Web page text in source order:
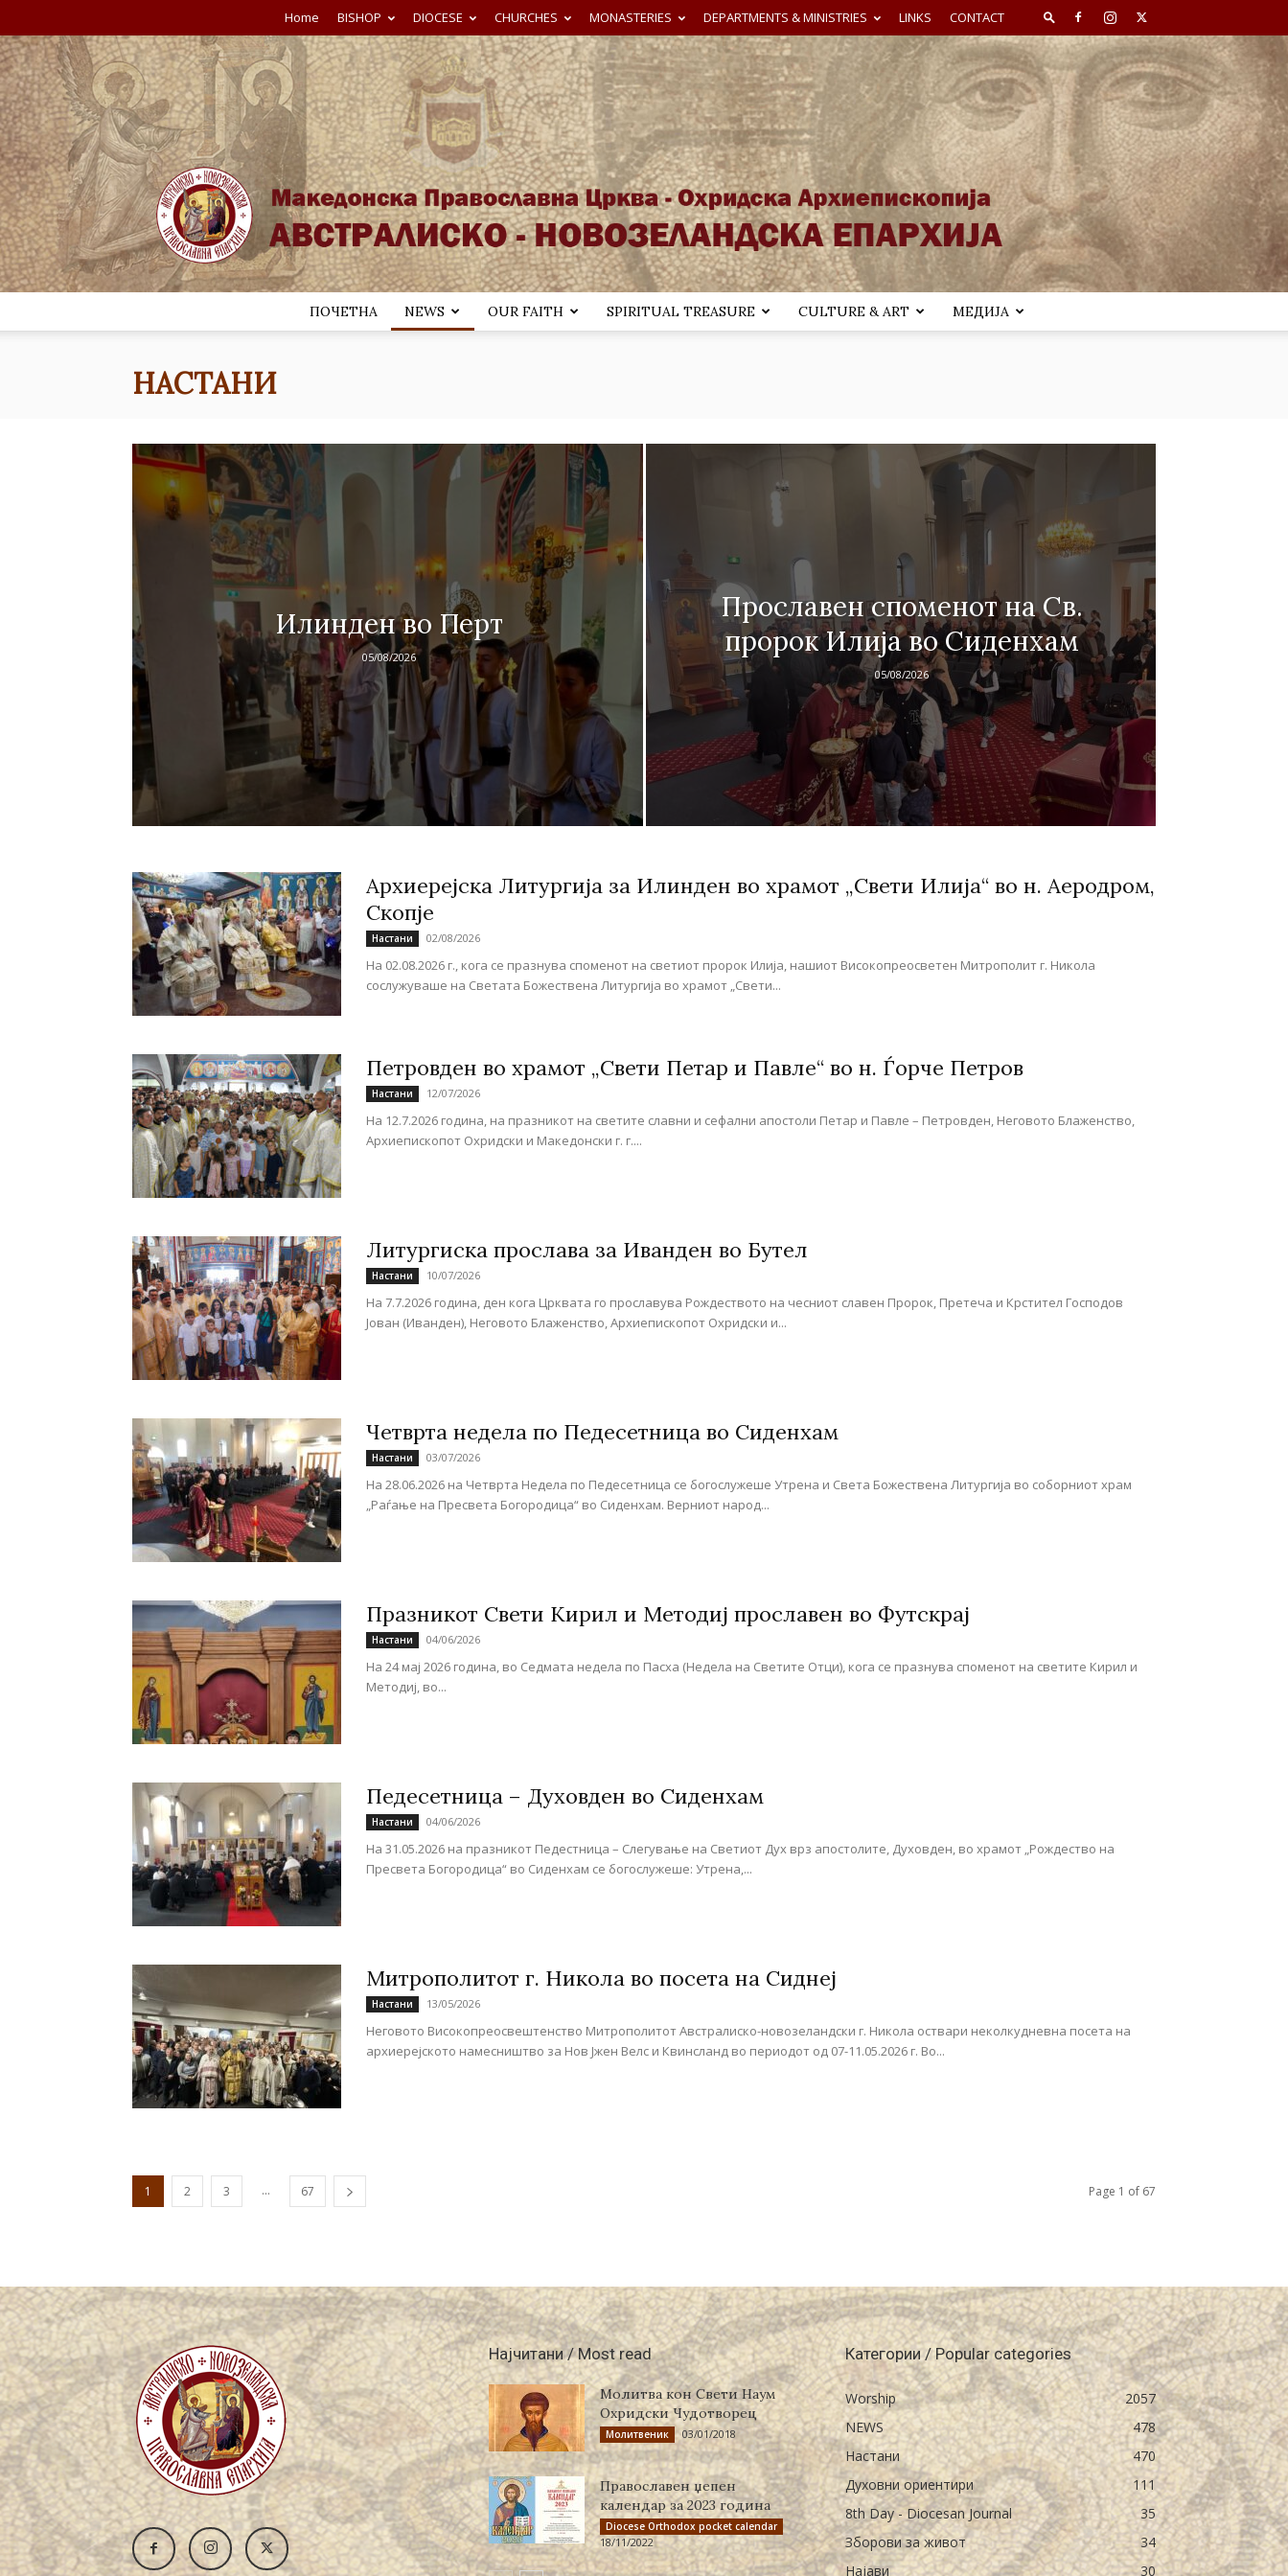
Home BISHOP DIOCESE CHURCHES MONASTERIES DEPARTMENTS & MINISTRIES LINKS CONTACT
Епархија
ПОЧЕТНА NEWS OUR FAITH SPIRITUAL TREASURE CULTURE & ART МЕДИЈА
НАСТАНИ
Илинден во Перт
05/08/2026
Прославен споменот на Св.
пророк Илија во Сиденхам
05/08/2026
Архиерејска Литургија за Илинден во храмот „Свети Илија“ во н. Аеродром,
Скопје
Настани 02/08/2026
На 02.08.2026 г., кога се празнува споменот на светиот пророк Илија, нашиот Високопреосветен Митрополит г. Никола
сослужуваше на Светата Божествена Литургија во храмот „Свети...
Петровден во храмот „Свети Петар и Павле“ во н. Ѓорче Петров
Настани 12/07/2026
На 12.7.2026 година, на празникот на светите славни и сефални апостоли Петар и Павле – Петровден, Неговото Блаженство,
Архиепископот Охридски и Македонски г. г....
Литургиска прослава за Иванден во Бутел
Настани 10/07/2026
На 7.7.2026 година, ден кога Црквата гo прославува Рождеството на чесниот славен Пророк, Претеча и Крстител Господов
Јован (Иванден), Неговото Блаженство, Архиепископот Охридски и...
Четврта недела по Педесетница во Сиденхам
Настани 03/07/2026
На 28.06.2026 на Четврта Недела по Педесетница се богослужеше Утрена и Света Божествена Литургија во соборниот храм
„Раѓање на Пресвета Богородица“ во Сиденхам. Верниот народ...
Празникот Свети Кирил и Методиј прославен во Футскрај
Настани 04/06/2026
На 24 мај 2026 година, во Седмата недела по Пасха (Недела на Светите Отци), кога се празнува споменот на светите Кирил и
Методиј, во...
Педесетница – Духовден во Сиденхам
Настани 04/06/2026
На 31.05.2026 на празникот Педестница – Слегување на Светиот Дух врз апостолите, Духовден, во храмот „Рождество на
Пресвета Богородица“ во Сиденхам се богослужеше: Утрена,...
Митрополитот г. Никола во посета на Сиднеј
Настани 13/05/2026
Неговото Високопреосвештенство Митрополитот Австралиско-новозеландски г. Никола оствари неколкудневна посета на
архиерејското намесништво за Нов Јжен Велс и Квинсланд во периодот од 07-11.05.2026 г. Во...
1 2 3 ... 67 Page 1 of 67
Најчитани / Most read
Молитва кон Свети Наум
Охридски Чудотворец
Молитвеник 03/01/2018
Православен џепен
календар за 2023 година
Diocese Orthodox pocket calendar
18/11/2022
Категории / Popular categories
Worship
2057
NEWS
478
Настани
470
Духовни ориентири
111
8th Day - Diocesan Journal
35
Зборови за живот
34
Најави
30